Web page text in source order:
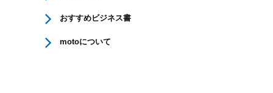
おすすめビジネス書
motoについて